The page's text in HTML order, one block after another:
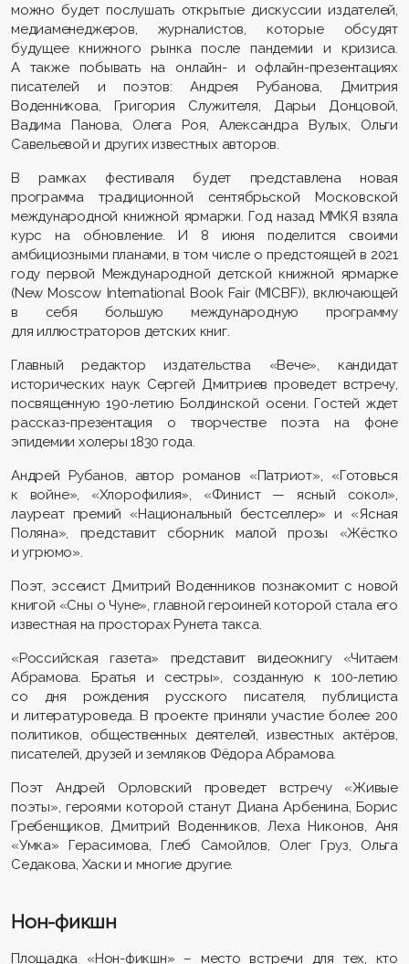
можно будет послушать открытые дискуссии издателей,
медиаменеджеров, журналистов, которые обсудят
будущее книжного рынка после пандемии и кризиса.
А также побывать на онлайн- и офлайн-презентациях
писателей и поэтов: Андрея Рубанова, Дмитрия
Воденникова, Григория Служителя, Дарьи Донцовой,
Вадима Панова, Олега Роя, Александра Вулых, Ольги
Савельевой и других известных авторов.
В рамках фестиваля будет представлена новая
программа традиционной сентябрьской Московской
международной книжной ярмарки. Год назад ММКЯ взяла
курс на обновление. И 8 июня поделится своими
амбициозными планами, в том числе о предстоящей в 2021
году первой Международной детской книжной ярмарке
(New Moscow International Book Fair (MICBF)), включающей
в себя большую международную программу
для иллюстраторов детских книг.
Главный редактор издательства «Вече», кандидат
исторических наук Сергей Дмитриев проведет встречу,
посвященную 190-летию Болдинской осени. Гостей ждет
рассказ-презентация о творчестве поэта на фоне
эпидемии холеры 1830 года.
Андрей Рубанов, автор романов «Патриот», «Готовься
к войне», «Хлорофилия», «Финист — ясный сокол»,
лауреат премий «Национальный бестселлер» и «Ясная
Поляна», представит сборник малой прозы «Жёстко
и угрюмо».
Поэт, эссеист Дмитрий Воденников познакомит с новой
книгой «Сны о Чуне», главной героиней которой стала его
известная на просторах Рунета такса.
«Российская газета» представит видеокнигу «Читаем
Абрамова. Братья и сестры», созданную к 100-летию
со дня рождения русского писателя, публициста
и литературоведа. В проекте приняли участие более 200
политиков, общественных деятелей, известных актёров,
писателей, друзей и земляков Фёдора Абрамова.
Поэт Андрей Орловский проведет встречу «Живые
поэты», героями которой станут Диана Арбенина, Борис
Гребенщиков, Дмитрий Воденников, Леха Никонов, Аня
«Умка» Герасимова, Глеб Самойлов, Олег Груз, Ольга
Седакова, Хаски и многие другие.
Нон-фикшн
Площадка «Нон-фикшн» – место встречи для тех, кто